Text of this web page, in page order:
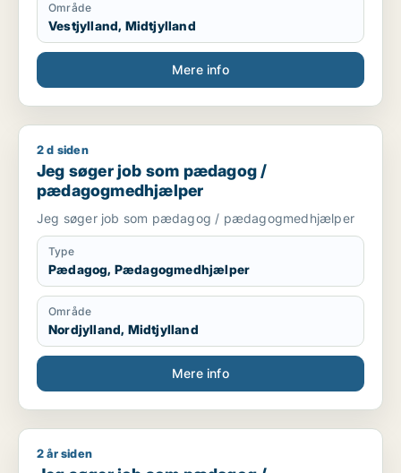
Område
Vestjylland, Midtjylland
Mere info
Jeg søger job som pædagog / pædagogmedhjælper
2 d siden
Jeg søger job som pædagog /
pædagogmedhjælper
Jeg søger job som pædagog / pædagogmedhjælper
Type
Pædagog, Pædagogmedhjælper
Område
Nordjylland, Midtjylland
Mere info
Jeg søger job som pædagog / pædagogmedhjælper /
2 år siden